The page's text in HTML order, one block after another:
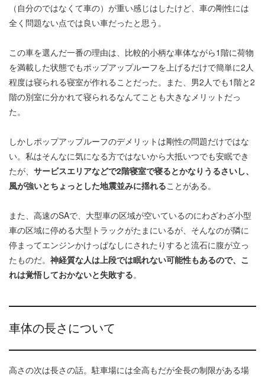
（自分のではなくて車の）が重い感じはしたけど、車の剛性には
全く問題ない点では良い車だったと思う。
この車を選んだ一番の理由は、比較的小柄な車体ながら1階に荷物
を満載した状態でもポップアップルーフを上げるだけで簡単に2人
程度は寝られる寝室が作れることだった。また、男2人でも1階と2
階の別室に分かれて寝られるなんてことも大きなメリットだっ
た。
しかしポップアップルーフのデメリットは剛性の問題だけではな
い。私はそんなに気になる方ではないから大抵いつでも安眠でき
たが、 サービスエリアなどで2階寝室で寝るとかなりうるさいし、
風が強いとちょっとした地震並みに揺れることがある。
また、高速のSAで、大型車の区域が空いているのにわざわざ小型
車の区域に停める大型トラックがたまにいるが、そんなのが隣に
停まってエンジンかけっぱなしにされたりすると流石に腹が立っ
たものだ。 神経質な人は上段では眠れない可能性もあるので、こ
れは覚悟しておかないと失敗する。
車体の長さについて
高さの次は長さの話。駐車場には全高もだが全長の制限がある場